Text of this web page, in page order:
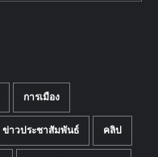
การเมือง
ข่าวประชาสัมพันธ์ คลิป